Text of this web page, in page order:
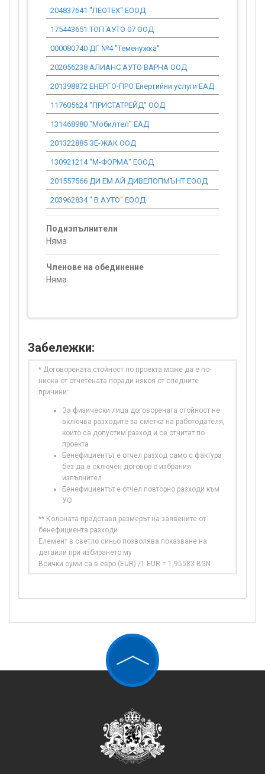
204837641 "ЛЕОТЕХ" ЕООД
175443651 ТОП АУТО 07 ООД
000080740 ДГ №4 "Теменужка"
202056238 АЛИАНС АУТО ВАРНА ООД
201398872 ЕНЕРГО-ПРО Енергийни услуги ЕАД
117605624 "ПРИСТАТРЕЙД" ООД
131468980 "Мобилтел" ЕАД
201322885 ЗЕ-ЖАК ООД
130921214 "М-ФОРМА" ЕООД
201557566 ДИ ЕМ АЙ ДИВЕЛОПМЪНТ ЕООД
203962834 " В АУТО" ЕООД
Подизпълнители
Няма
Членове на обединение
Няма
Забележки:
* Договорената стойност по проекта може да е по-
ниска от отчетената поради някоя от следните
причини:
За физически лица договорената стойност не
включва разходите за сметка на работодателя,
които са допустим разход и се отчитат по
проекта
Бенефициентът е отчел разход само с фактура
без да е сключен договор с избрания
изпълнител
Бенефициентът е отчел повторно разходи към
УО
** Колоната представя размерът на заявените от
бенефициента разходи
Елемент в светло синьо позволява показване на
детайли при избирането му
Всички суми са в евро (EUR) /1 EUR = 1,95583 BGN